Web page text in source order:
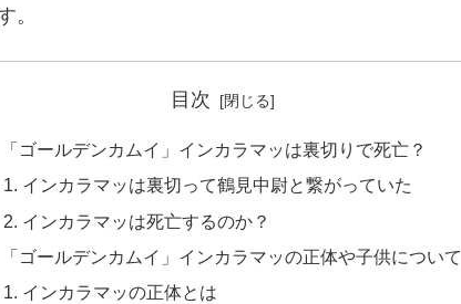
。
目次
「ゴールデンカムイ」インカラマッは裏切りで死亡？
インカラマッは裏切って鶴見中尉と繋がっていた
インカラマッは死亡するのか？
「ゴールデンカムイ」インカラマッの正体や子供について
インカラマッの正体とは